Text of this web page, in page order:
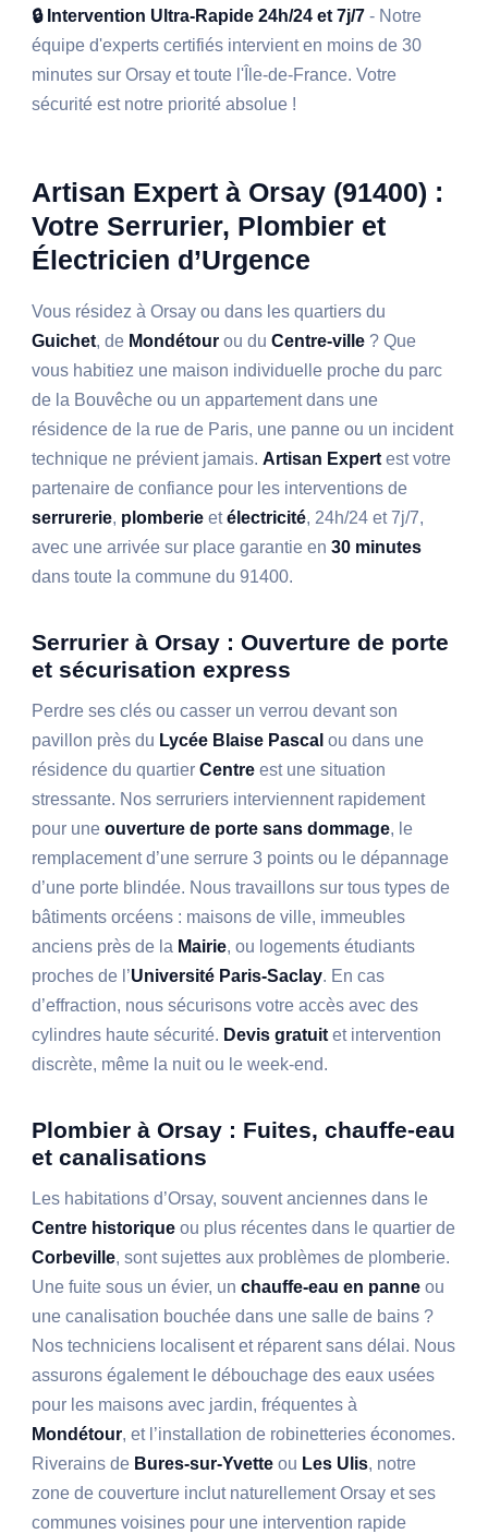
🔒 Intervention Ultra-Rapide 24h/24 et 7j/7 - Notre
équipe d'experts certifiés intervient en moins de 30
minutes sur Orsay et toute l'Île-de-France. Votre
sécurité est notre priorité absolue !
Artisan Expert à Orsay (91400) :
Votre Serrurier, Plombier et
Électricien d’Urgence
Vous résidez à Orsay ou dans les quartiers du
Guichet, de Mondétour ou duCentre-ville ? Que
vous habitiez une maison individuelle proche du parc
de la Bouvêche ou un appartement dans une
résidence de la rue de Paris, une panne ou un incident
technique ne prévient jamais.Artisan Expertest votre
partenaire de confiance pour les interventions de
serrurerie, plomberie etélectricité, 24h/24 et 7j/7,
avec une arrivée sur place garantie en30 minutes
dans toute la commune du 91400.
Serrurier à Orsay : Ouverture de porte
et sécurisation express
Perdre ses clés ou casser un verrou devant son
pavillon près du Lycée Blaise Pascal ou dans une
résidence du quartierCentre est une situation
stressante. Nos serruriers interviennent rapidement
pour uneouverture de porte sans dommage, le
remplacement d’une serrure 3 points ou le dépannage
d’une porte blindée. Nous travaillons sur tous types de
bâtiments orcéens : maisons de ville, immeubles
anciens près de la Mairie, ou logements étudiants
proches de l’Université Paris-Saclay. En cas
d’effraction, nous sécurisons votre accès avec des
cylindres haute sécurité. Devis gratuitet intervention
discrète, même la nuit ou le week-end.
Plombier à Orsay : Fuites, chauffe-eau
et canalisations
Les habitations d’Orsay, souvent anciennes dans le
Centre historique ou plus récentes dans le quartier de
Corbeville, sont sujettes aux problèmes de plomberie.
Une fuite sous un évier, unchauffe-eau en panne ou
une canalisation bouchée dans une salle de bains ?
Nos techniciens localisent et réparent sans délai. Nous
assurons également le débouchage des eaux usées
pour les maisons avec jardin, fréquentes à
Mondétour, et l’installation de robinetteries économes.
Riverains de Bures-sur-Yvette ou Les Ulis, notre
zone de couverture inclut naturellement Orsay et ses
communes voisines pour une intervention rapide